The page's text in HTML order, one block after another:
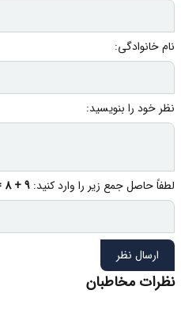
نام خانوادگی:
نظر خود را بنویسید:
لطفاً حاصل جمع زیر را وارد کنید: 9 + 8 = ?
ارسال نظر
نظرات مخاطبان